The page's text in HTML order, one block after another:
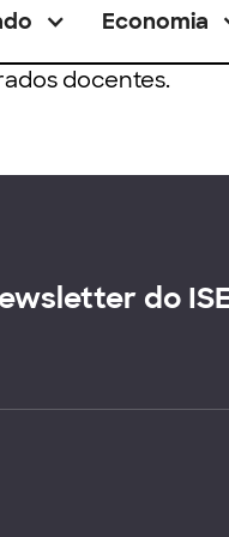
Economia
docentes.
do